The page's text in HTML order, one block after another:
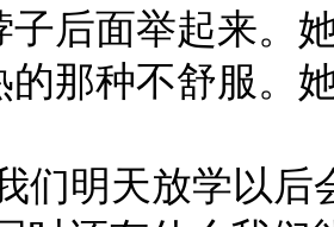
子后面举起来
的那种不舒服。
们明天放学以后